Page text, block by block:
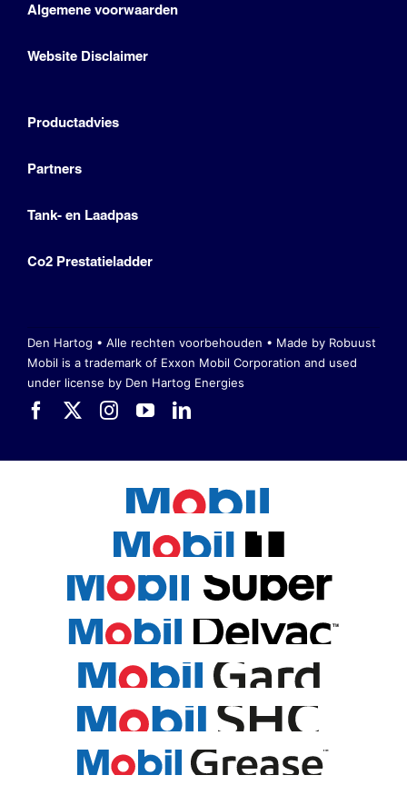
Algemene voorwaarden
Website Disclaimer
Productadvies
Partners
Tank- en Laadpas
Co2 Prestatieladder
Den Hartog • Alle rechten voorbehouden • Made by Robuust
Mobil is a trademark of Exxon Mobil Corporation and used
under license by Den Hartog Energies